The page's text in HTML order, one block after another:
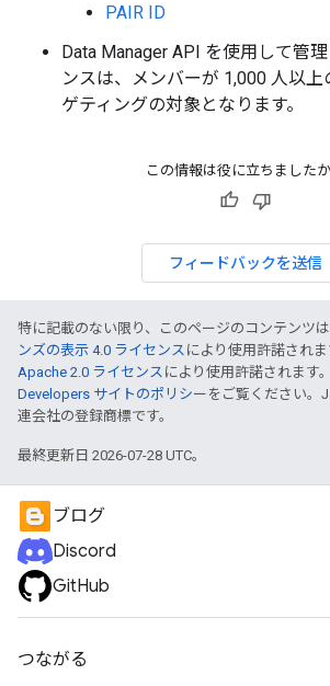
PAIR ID
Data Manager API を使用して管
ンスは、メンバーが 1,000 人以
ゲティングの対象となります。
この情報は役に立ちました
フィードバックを送信
特に記載のない限り、このページのコンテンツは
ンズの表示 4.0 ライセンス により使用許諾され
Apache 2.0 ライセンス により使用許諾されます
Developers サイトのポリシー をご覧ください。
連会社の登録商標です。
最終更新日 2026-07-28 UTC。
ブログ
Discord
GitHub
つながる